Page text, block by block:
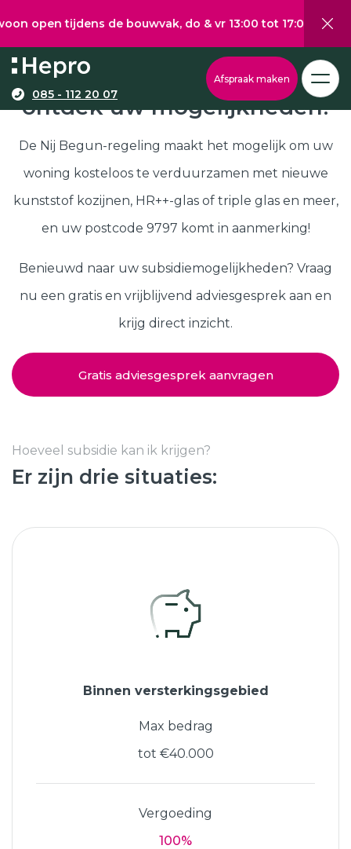
tijdens de bouwvak, do & vr 13:00 tot 17:00, za 10:00
085 - 112 20 07
Afspraak maken
Nij Begun subsidie in 9797,
ontdek uw mogelijkheden!
De Nij Begun-regeling maakt het mogelijk om uw
woning kosteloos te verduurzamen met nieuwe
kunststof kozijnen, HR++-glas of triple glas en meer,
en uw postcode 9797 komt in aanmerking!
Benieuwd naar uw subsidiemogelijkheden? Vraag
nu een gratis en vrijblijvend adviesgesprek aan en
krijg direct inzicht.
Gratis adviesgesprek aanvragen
Hoeveel subsidie kan ik krijgen?
Er zijn drie situaties:
Binnen versterkingsgebied
Max bedrag
tot €40.000
Vergoeding
100%
Wat wilt u graag verduurzamen?
Via onze configurator berekent u eenvoudig een
richtprijs voor uw kunststof kozijnen, -deuren, of
schuifpuien.
Samenstellen
Deuren
Schuifpuien
Kunststof kozijnen
Kunststof deuren
Kunststof schuifpuien
Isolatie
Klantenservice
Hepro
Subsidies
SHOWROOM BEZOEKEN